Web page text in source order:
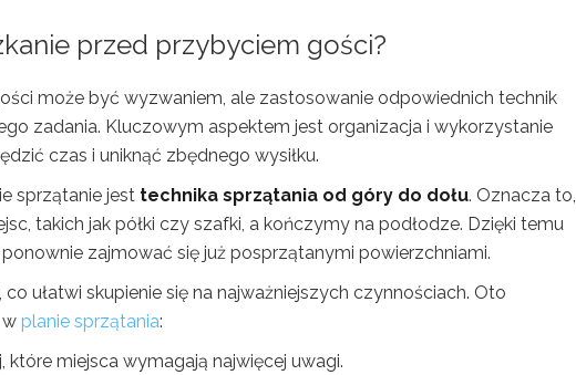
przed przybyciem gości?
może być wyzwaniem, ale zastosowanie odpowiednich technik
zadania. Kluczowym aspektem jest organizacja i wykorzystanie
czas i uniknąć zbędnego wysiłku.
sprzątanie jest technika sprzątania od góry do dołu. Oznacza to,
takich jak półki czy szafki, a kończymy na podłodze. Dzięki temu
zajmować się już posprzątanymi powierzchniami.
ułatwi skupienie się na najważniejszych czynnościach. Oto
planie sprzątania:
które miejsca wymagają najwięcej uwagi.